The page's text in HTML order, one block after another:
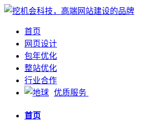
首页
网页设计
包年优化
整站优化
行业合作
优质服务
首页